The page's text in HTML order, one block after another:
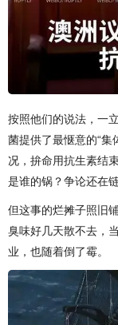
按照他们的说法，一
菌提供了最惬意的“集
况，拚命用抗生素结
是谁的锅？争论还在链
但这事的烂摊子照旧
臭味好几天散不去，
业，也随着倒了霉。